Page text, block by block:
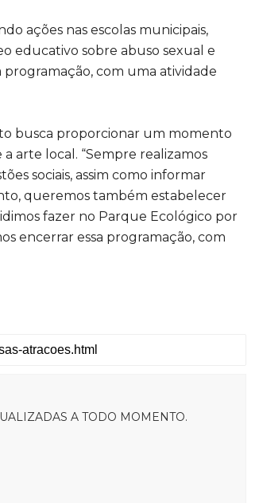
ações nas escolas municipais,
educativo sobre abuso sexual e
com uma atividade
busca proporcionar um momento
arte local. “Sempre realizamos
sociais, assim como informar
queremos também estabelecer
fazer no Parque Ecológico por
encerrar essa programação, com
A TODO MOMENTO.